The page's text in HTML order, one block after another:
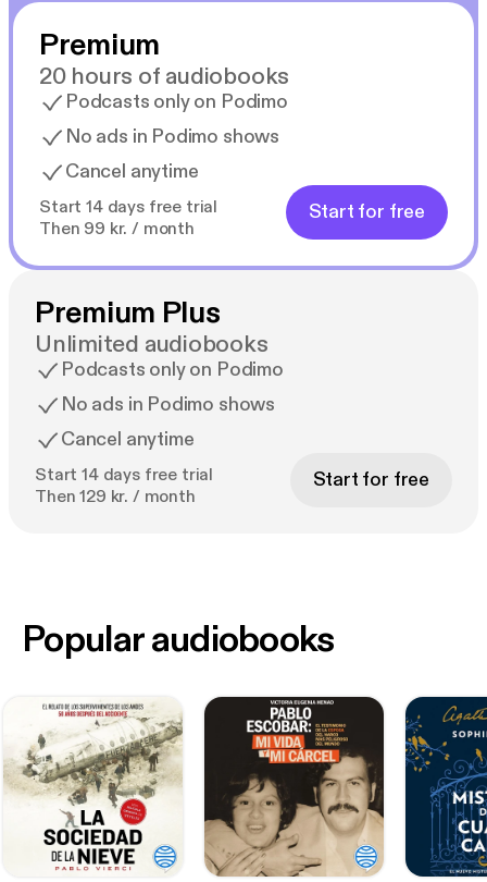
Premium
20 hours of audiobooks
Podcasts only on Podimo
No ads in Podimo shows
Cancel anytime
Start 14 days free trial
Then 99 kr. / month
Start for free
Premium Plus
Unlimited audiobooks
Podcasts only on Podimo
No ads in Podimo shows
Cancel anytime
Start 14 days free trial
Then 129 kr. / month
Start for free
Popular audiobooks